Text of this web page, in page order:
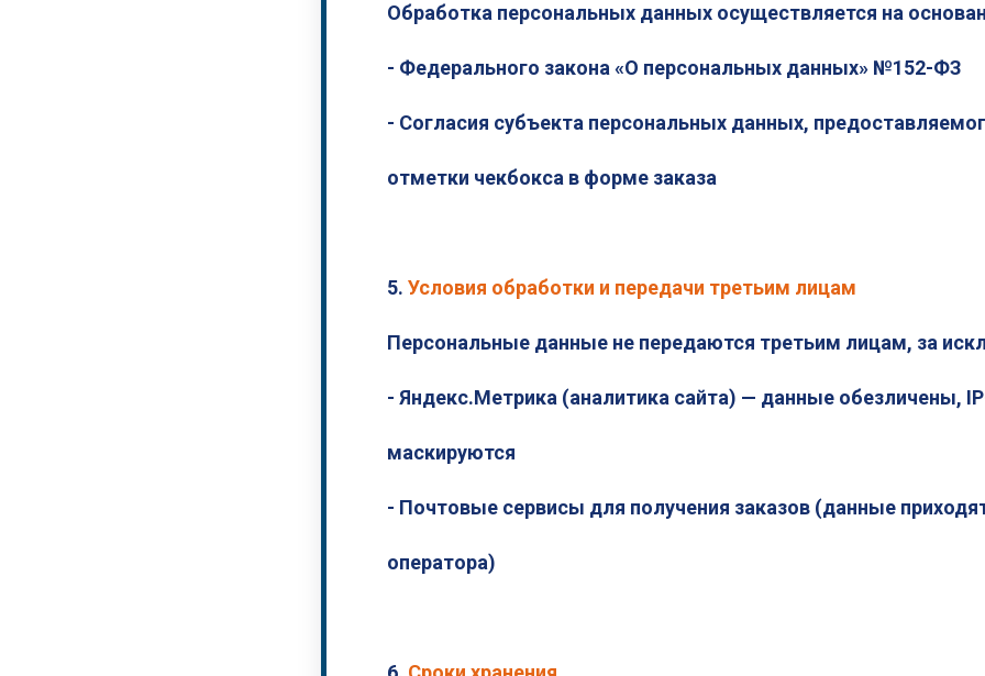
Обработка персональных данных осуществляется на
- Федерального закона «О персональных данных» №152-ФЗ
- Согласия субъекта персональных данных,
отметки чекбокса в форме заказа
5. Условия обработки и передачи третьим лицам
Персональные данные не передаются третьим лицам, за
- Яндекс.Метрика (аналитика сайта) — данные обезличены,
маскируются
- Почтовые сервисы для получения заказов (данные
оператора)